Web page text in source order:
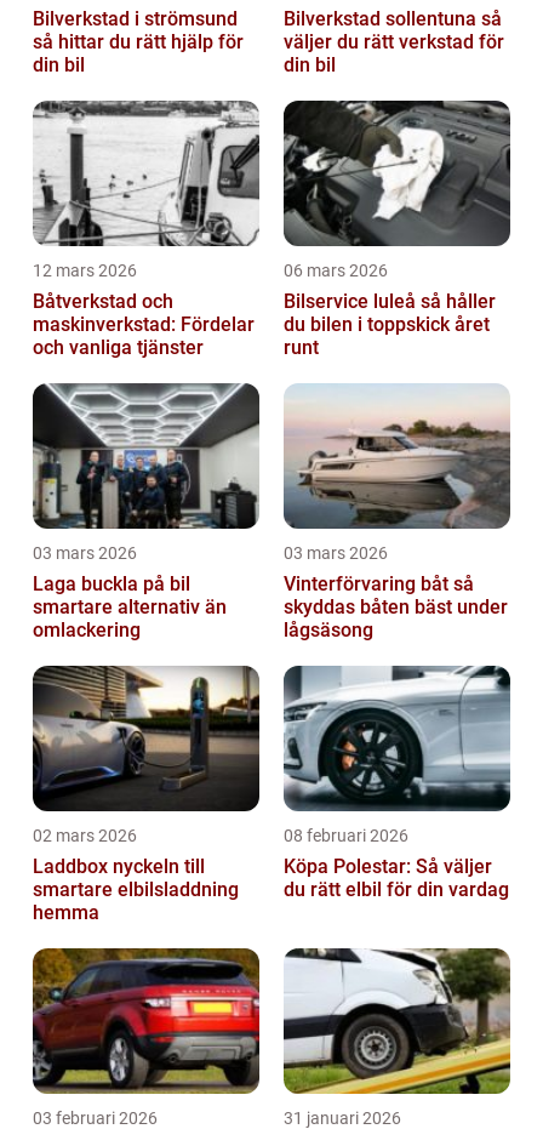
Bilverkstad i strömsund
så hittar du rätt hjälp för
din bil
Bilverkstad sollentuna så
väljer du rätt verkstad för
din bil
12 mars 2026
Båtverkstad och
maskinverkstad: Fördelar
och vanliga tjänster
06 mars 2026
Bilservice luleå så håller
du bilen i toppskick året
runt
03 mars 2026
Laga buckla på bil
smartare alternativ än
omlackering
03 mars 2026
Vinterförvaring båt så
skyddas båten bäst under
lågsäsong
02 mars 2026
Laddbox nyckeln till
smartare elbilsladdning
hemma
08 februari 2026
Köpa Polestar: Så väljer
du rätt elbil för din vardag
03 februari 2026 31 januari 2026